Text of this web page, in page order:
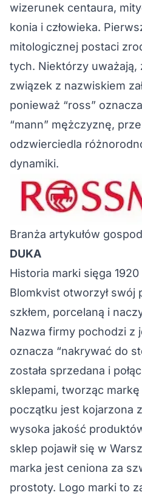
wizerunek centaura,
konia i człowieka.
mitologicznej postaci
tych. Niektórzy uważają,
związek z nazwiskiem
ponieważ “ross”
“mann” mężczyznę,
odzwierciedla
dynamiki.
Branża artykułów
DUKA
Historia marki sięga
Blomkvist otworzył swój
szkłem, porcelaną i
Nazwa firmy pochodzi z
oznacza “nakrywać do
została sprzedana i
sklepami, tworząc
początku jest kojarzona
wysoka jakość
sklep pojawił się w
marka jest ceniona za
prostoty. Logo marki to